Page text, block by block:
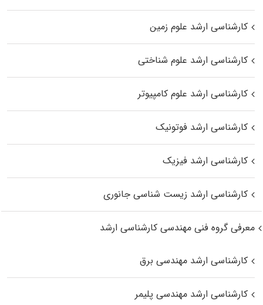
کارشناسی ارشد علوم زمین
کارشناسی ارشد علوم شناختی
کارشناسی ارشد علوم کامپیوتر
کارشناسی ارشد فوتونیک
کارشناسی ارشد فیزیک
کارشناسی ارشد زیست‌ شناسی جانوری
معرفی گروه فنی مهندسی کارشناسی ارشد
کارشناسی ارشد مهندسی برق
کارشناسی ارشد مهندسی پلیمر